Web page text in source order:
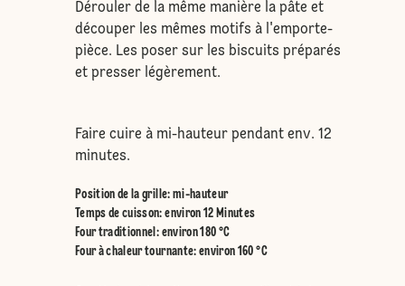
Dérouler de la même manière la pâte et
découper les mêmes motifs à l'emporte-
pièce. Les poser sur les biscuits préparés
et presser légèrement.
Faire cuire à mi-hauteur pendant env. 12
minutes.
Position de la grille: mi-hauteur
Temps de cuisson: environ 12 Minutes
Four traditionnel : environ 180 °C
Four à chaleur tournante: environ 160 °C